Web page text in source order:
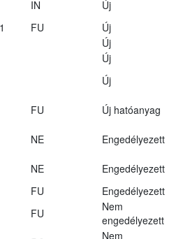
IN
Új
FU
Új
Új
Új
Új
FU
Új hatóanyag
NE
Engedélyezett
NE
Engedélyezett
FU
Engedélyezett
FU
Nem
engedélyezett
Nem